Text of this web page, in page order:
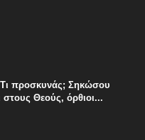
προσκυνάς; Σηκώσου
Θεούς, όρθιοι...